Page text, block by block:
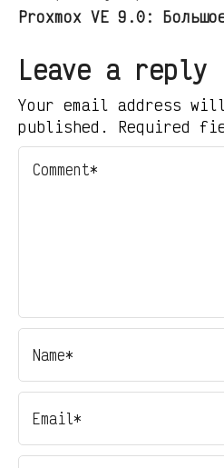
Proxmox VE 9.0:
Leave a reply
Your email address
published. Required